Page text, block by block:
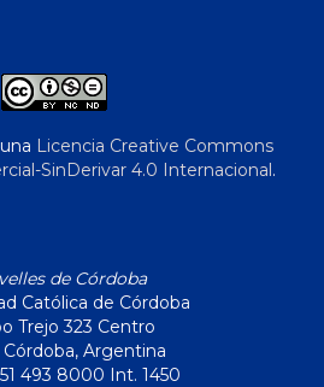
Licencia Creative Commons
SinDerivar 4.0 Internacional.
de Córdoba
Católica de Córdoba
Trejo 323 Centro
Argentina
493 8000 Int. 1450